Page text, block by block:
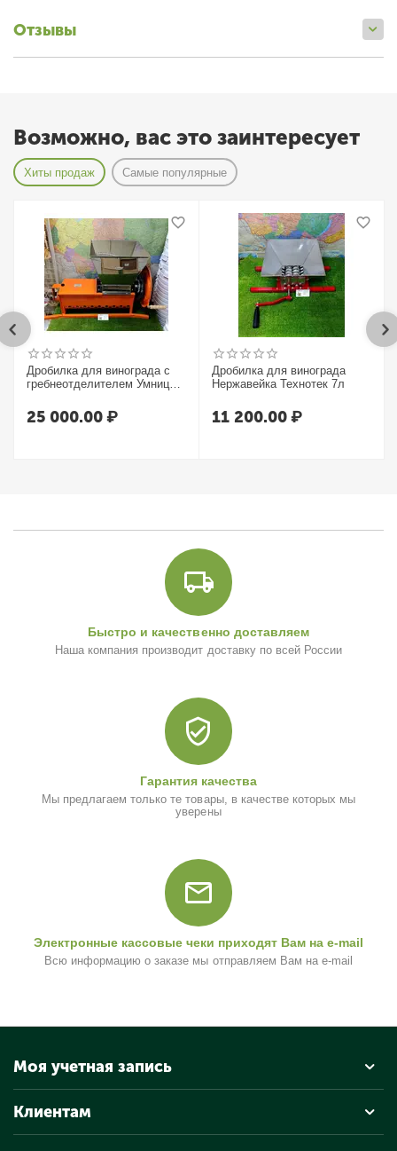
Отзывы
Возможно, вас это заинтересует
Хиты продаж Самые популярные
Дробилка для винограда с
гребнеотделителем Умница
25 000.00₽
Дробилка для винограда
Нержавейка Технотек 7л
11 200.00₽
Быстро и качественно доставляем
Наша компания производит доставку по всей России
Гарантия качества
Мы предлагаем только те товары, в качестве которых мы
уверены
Электронные кассовые чеки приходят Вам на e-mail
Всю информацию о заказе мы отправляем Вам на e-mail
Моя учетная запись
Клиентам